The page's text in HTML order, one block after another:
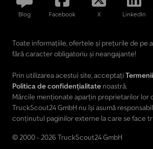
Blog Facebook X LinkedIn
Toate informațiile, ofertele și prețurile de pe
fără caracter obligatoriu și neangajante!
Prin utilizarea acestui site, acceptați
Politica de confidențialitate noastră.
Mărcile menționate aparțin proprietarilor lor
TruckScout24 GmbH nu își asumă
conținutul paginilor externe la care se face
© 2000 - 2026 TruckScout24 GmbH